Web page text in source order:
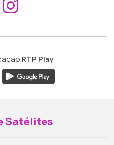
Aceder ao
RTP Play
Satélites